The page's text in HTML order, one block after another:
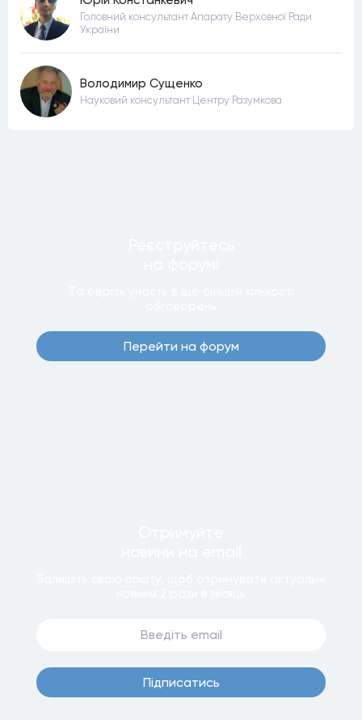
Головний консультант Апарату Верховної Ради
України
Володимир Сущенко
Науковий консультант Центру Разумкова
Перейти на форум
Пiдписатись